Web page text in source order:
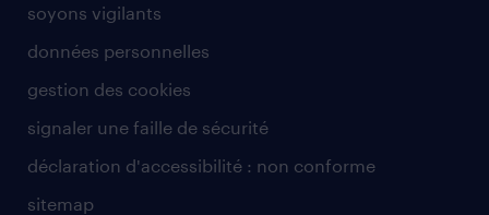
soyons vigilants
données personnelles
gestion des cookies
signaler une faille de sécurité
déclaration d'accessibilité : non conforme
sitemap